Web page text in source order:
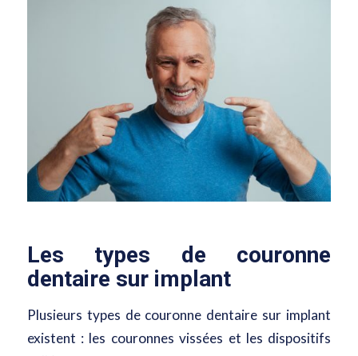
Les types de couronne
dentaire sur implant
Plusieurs types de couronne dentaire sur implant
existent : les couronnes vissées et les dispositifs